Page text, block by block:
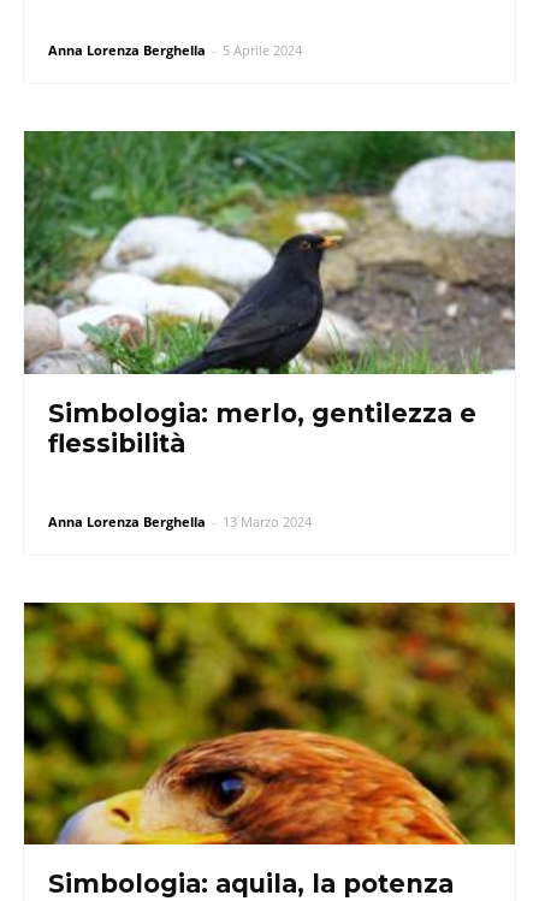
Anna Lorenza Berghella - 5 Aprile 2024
Simbologia: merlo, gentilezza e
flessibilità
Anna Lorenza Berghella - 13 Marzo 2024
Simbologia: aquila, la potenza